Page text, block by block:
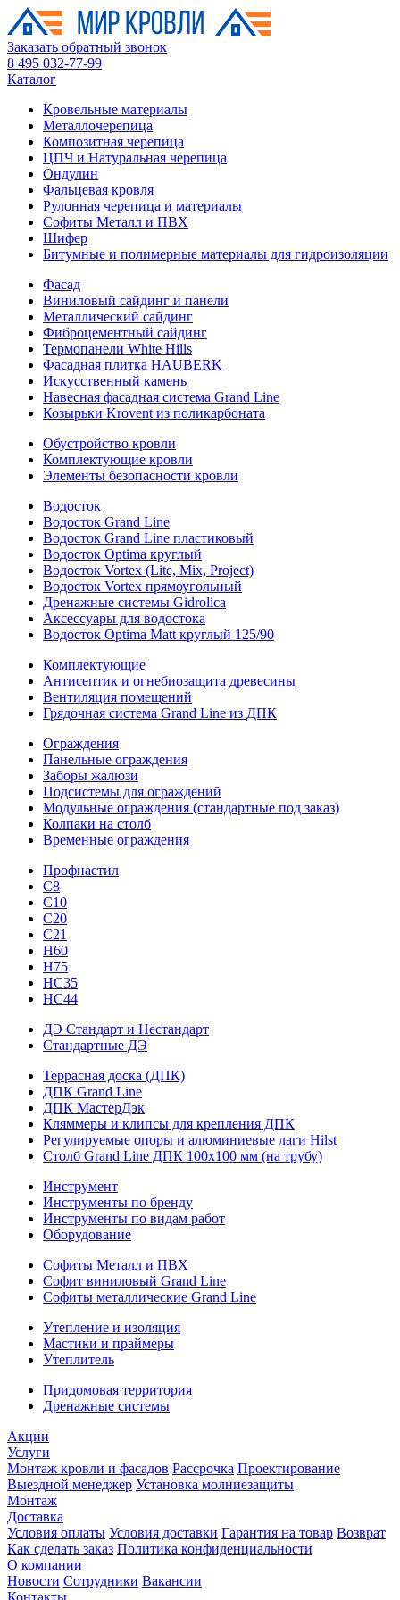
Заказать обратный звонок
8 495 032-77-99
Каталог
Кровельные материалы
Металлочерепица
Композитная черепица
ЦПЧ и Натуральная черепица
Ондулин
Фальцевая кровля
Рулонная черепица и материалы
Софиты Металл и ПВХ
Шифер
Битумные и полимерные материалы для гидроизоляции
Фасад
Виниловый сайдинг и панели
Металлический сайдинг
Фиброцементный сайдинг
Термопанели White Hills
Фасадная плитка HAUBERK
Искусственный камень
Навесная фасадная система Grand Line
Козырьки Krovent из поликарбоната
Обустройство кровли
Комплектующие кровли
Элементы безопасности кровли
Водосток
Водосток Grand Line
Водосток Grand Line пластиковый
Водосток Optima круглый
Водосток Vortex (Lite, Mix, Project)
Водосток Vortex прямоугольный
Дренажные системы Gidrolica
Аксессуары для водостока
Водосток Optima Matt круглый 125/90
Комплектующие
Антисептик и огнебиозащита древесины
Вентиляция помещений
Грядочная система Grand Line из ДПК
Ограждения
Панельные ограждения
Заборы жалюзи
Подсистемы для ограждений
Модульные ограждения (стандартные под заказ)
Колпаки на столб
Временные ограждения
Профнастил
С8
С10
С20
С21
H60
H75
HС35
НС44
ДЭ Стандарт и Нестандарт
Стандартные ДЭ
Террасная доска (ДПК)
ДПК Grand Line
ДПК МастерДэк
Кляммеры и клипсы для крепления ДПК
Регулируемые опоры и алюминиевые лаги Hilst
Столб Grand Line ДПК 100х100 мм (на трубу)
Инструмент
Инструменты по бренду
Инструменты по видам работ
Оборудование
Софиты Металл и ПВХ
Софит виниловый Grand Line
Софиты металлические Grand Line
Утепление и изоляция
Мастики и праймеры
Утеплитель
Придомовая территория
Дренажные системы
Акции
Услуги
Монтаж кровли и фасадов Рассрочка Проектирование
Выездной менеджер Установка молниезащиты
Монтаж
Доставка
Условия оплаты Условия доставки Гарантия на товар Возврат
Как сделать заказ Политика конфиденциальности
О компании
Новости Сотрудники Вакансии
Контакты